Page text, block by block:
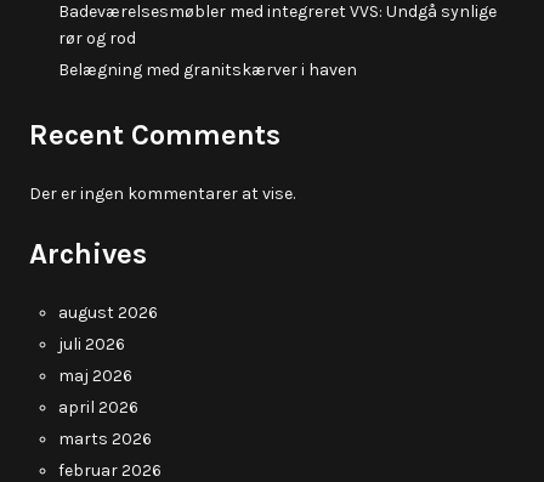
Badeværelsesmøbler med integreret VVS: Undgå synlige
rør og rod
Belægning med granitskærver i haven
Recent Comments
Der er ingen kommentarer at vise.
Archives
august 2026
juli 2026
maj 2026
april 2026
marts 2026
februar 2026